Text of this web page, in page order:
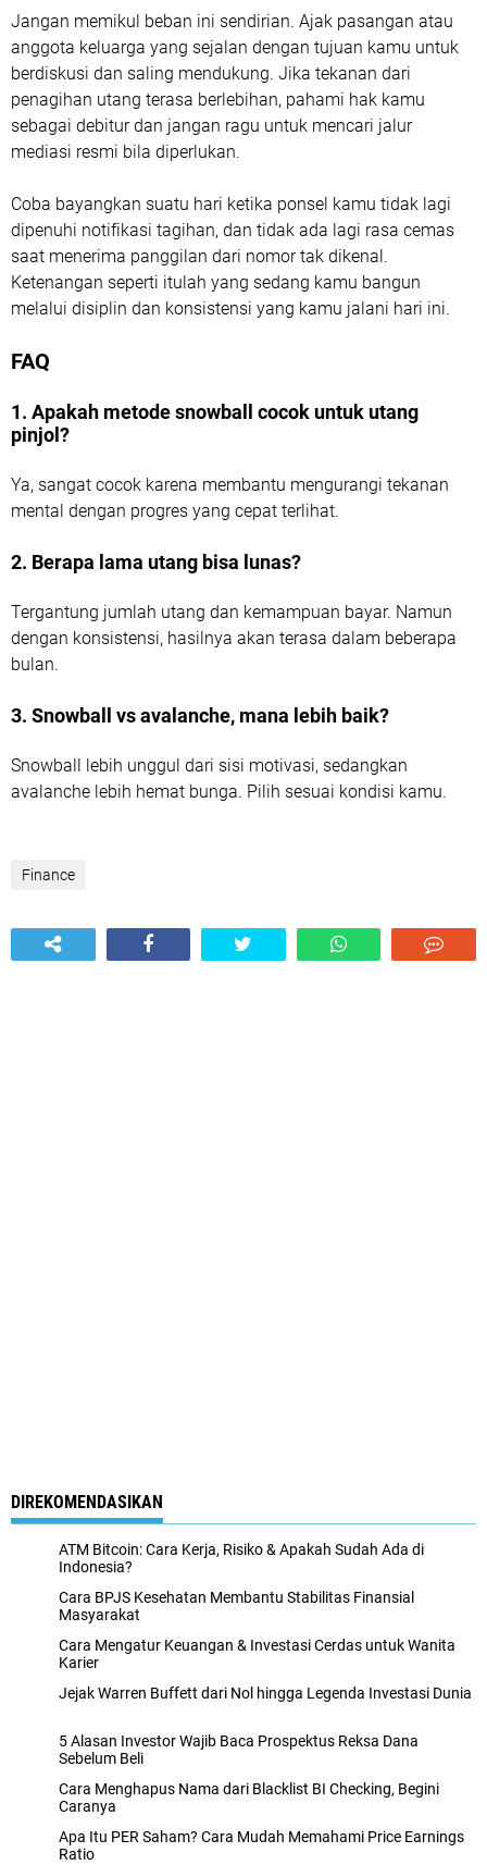
Jangan memikul beban ini sendirian. Ajak pasangan atau
anggota keluarga yang sejalan dengan tujuan kamu untuk
berdiskusi dan saling mendukung. Jika tekanan dari
penagihan utang terasa berlebihan, pahami hak kamu
sebagai debitur dan jangan ragu untuk mencari jalur
mediasi resmi bila diperlukan.
Coba bayangkan suatu hari ketika ponsel kamu tidak lagi
dipenuhi notifikasi tagihan, dan tidak ada lagi rasa cemas
saat menerima panggilan dari nomor tak dikenal.
Ketenangan seperti itulah yang sedang kamu bangun
melalui disiplin dan konsistensi yang kamu jalani hari ini.
FAQ
1. Apakah metode snowball cocok untuk utang
pinjol?
Ya, sangat cocok karena membantu mengurangi tekanan
mental dengan progres yang cepat terlihat.
2. Berapa lama utang bisa lunas?
Tergantung jumlah utang dan kemampuan bayar. Namun
dengan konsistensi, hasilnya akan terasa dalam beberapa
bulan.
3. Snowball vs avalanche, mana lebih baik?
Snowball lebih unggul dari sisi motivasi, sedangkan
avalanche lebih hemat bunga. Pilih sesuai kondisi kamu.
Finance
DIREKOMENDASIKAN
ATM Bitcoin: Cara Kerja, Risiko & Apakah Sudah Ada di
Indonesia?
Cara BPJS Kesehatan Membantu Stabilitas Finansial
Masyarakat
Cara Mengatur Keuangan & Investasi Cerdas untuk Wanita
Karier
Jejak Warren Buffett dari Nol hingga Legenda Investasi Dunia
5 Alasan Investor Wajib Baca Prospektus Reksa Dana
Sebelum Beli
Cara Menghapus Nama dari Blacklist BI Checking, Begini
Caranya
Apa Itu PER Saham? Cara Mudah Memahami Price Earnings
Ratio